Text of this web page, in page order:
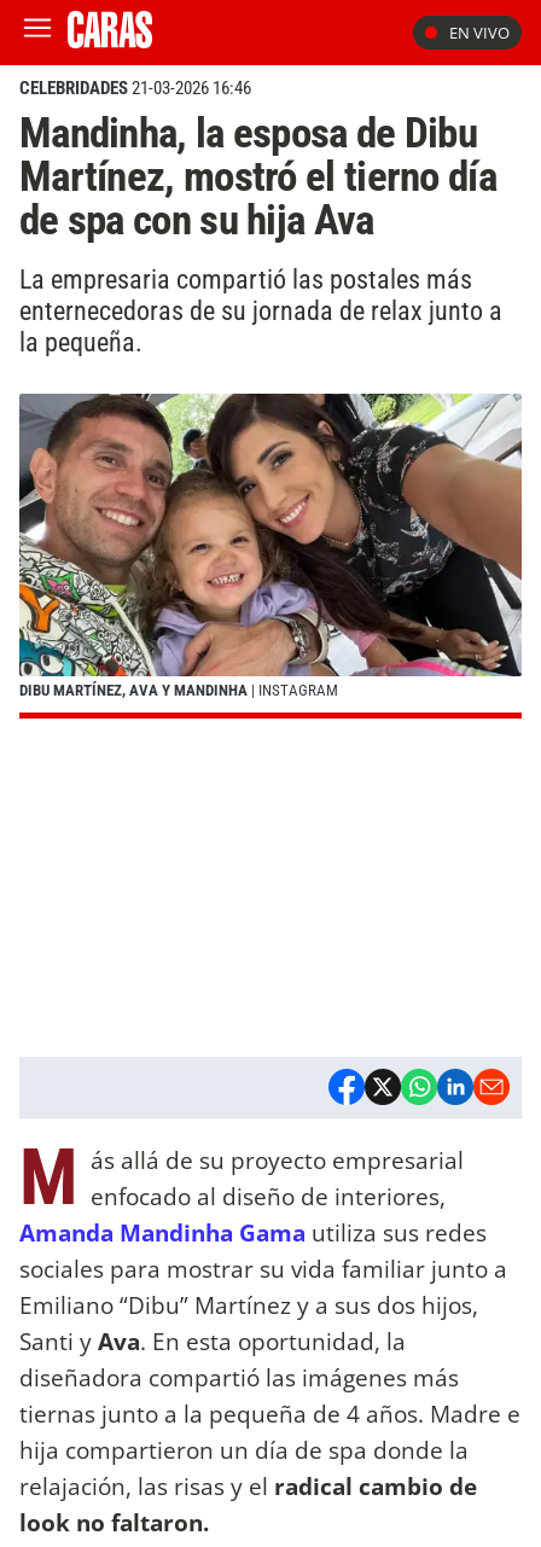
EN VIVO
CELEBRIDADES21-03-2026 16:46
Mandinha, la esposa de Dibu
Martínez, mostró el tierno día
de spa con su hija Ava
La empresaria compartió las postales más
enternecedoras de su jornada de relax junto a
la pequeña.
DIBU MARTÍNEZ, AVA Y MANDINHA | INSTAGRAM
M ás allá de su proyecto empresarial
enfocado al diseño de interiores,
Amanda Mandinha Gama utiliza sus redes
sociales para mostrar su vida familiar junto a
Emiliano “Dibu” Martínez y a sus dos hijos,
Santi yAva. En esta oportunidad, la
diseñadora compartió las imágenes más
tiernas junto a la pequeña de 4 años. Madre e
hija compartieron un día de spa donde la
relajación, las risas y el radical cambio de
look no faltaron.